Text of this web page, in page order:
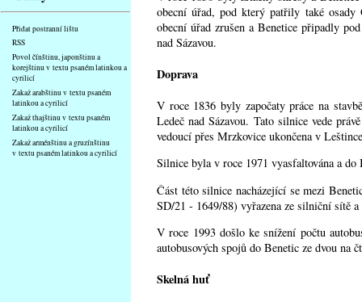
Přidat postranní lištu
RSS
Povol čínštinu, japonštinu a
korejštinu v textu psaném latinkou a
cyrilicí
Zakaž arabštinu v textu psaném
latinkou a cyrilicí
Zakaž thajštinu v textu psaném
latinkou a cyrilicí
Zakaž arménštinu a gruzínštinu
v textu psaném latinkou a cyrilicí
obecní úřad, pod který patřily také osady
obecní úřad zrušen a Benetice připadly
nad Sázavou.
Doprava
V roce 1836 byly započaty práce na
Ledeč nad Sázavou. Tato silnice vede
vedoucí přes Mrzkovice ukončena v
Silnice byla v roce 1971 vyasfaltována a do
Část této silnice nacházející se mezi
SD/21 - 1649/88) vyřazena ze silniční sítě a
V roce 1993 došlo ke snížení počtu
autobusových spojů do Benetic ze dvou na
Skelná huť